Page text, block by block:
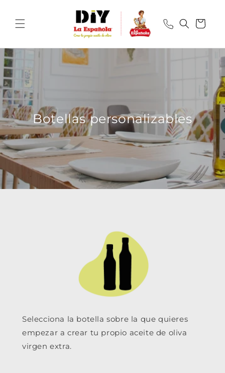
al contenido
Carrito
Botellas personalizables
Selecciona la botella sobre la que quieres
empezar a crear tu propio aceite de oliva
virgen extra.